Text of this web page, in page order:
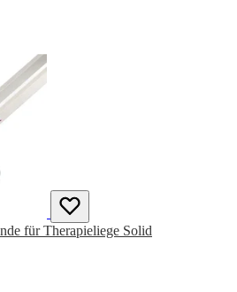
für Therapieliege Solid